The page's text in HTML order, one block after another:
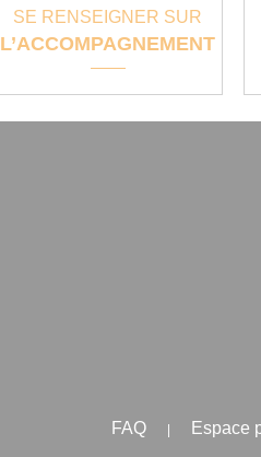
SE RENSEIGNER SUR
L’ACCOMPAGNEMENT
FAQ Espace